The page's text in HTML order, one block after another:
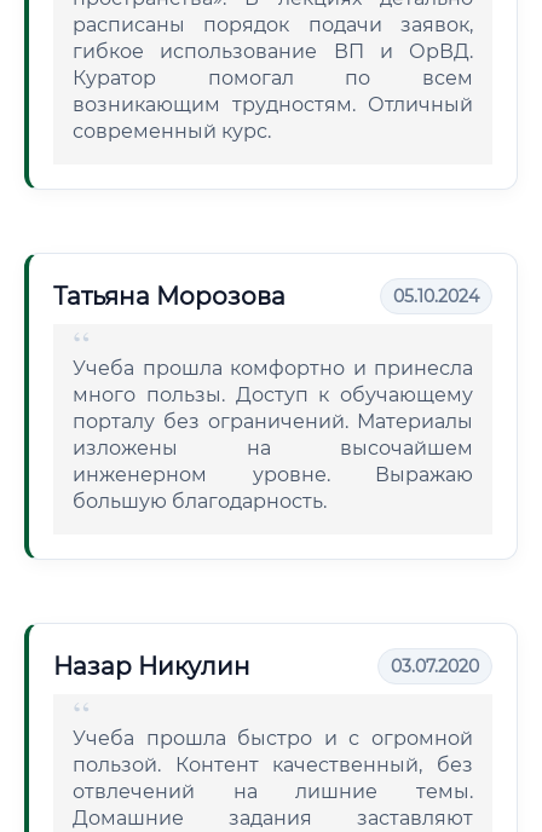
расписаны порядок подачи заявок,
гибкое использование ВП и ОрВД.
Куратор помогал по всем
возникающим трудностям. Отличный
современный курс.
Татьяна Морозова 05.10.2024
Учеба прошла комфортно и принесла
много пользы. Доступ к обучающему
порталу без ограничений. Материалы
изложены на высочайшем
инженерном уровне. Выражаю
большую благодарность.
Назар Никулин 03.07.2020
Учеба прошла быстро и с огромной
пользой. Контент качественный, без
отвлечений на лишние темы.
Домашние задания заставляют